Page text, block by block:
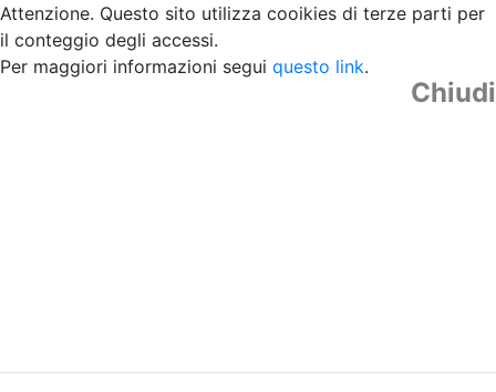
Attenzione. Questo sito utilizza cooikies di terze parti per
il conteggio degli accessi.
Per maggiori informazioni segui questo link.
Chiudi